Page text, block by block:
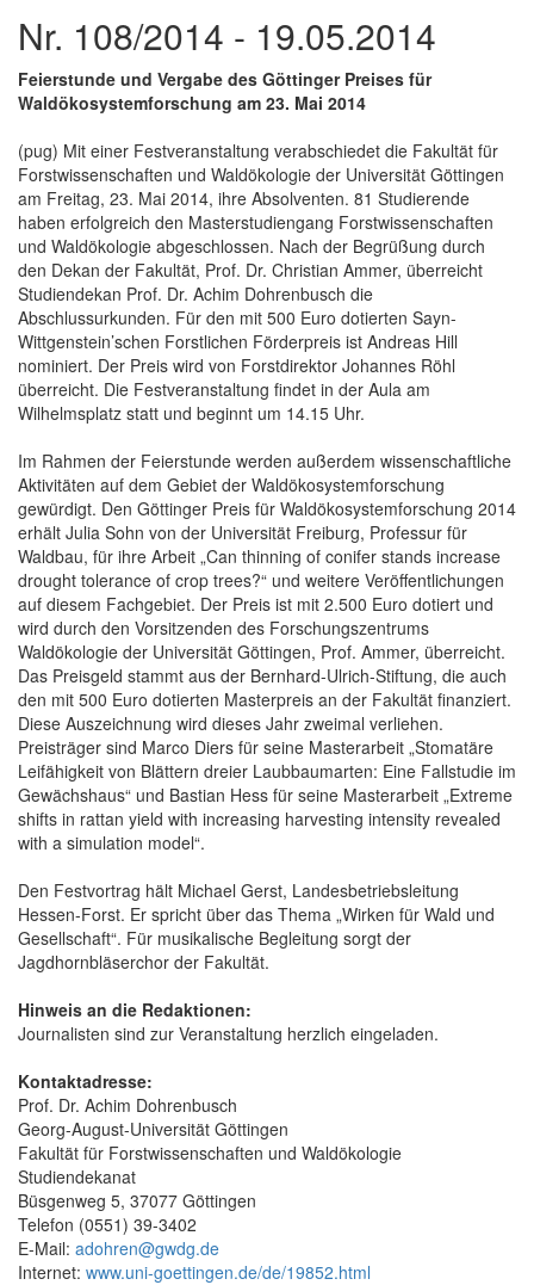
Nr. 108/2014 - 19.05.2014
Feierstunde und Vergabe des Göttinger Preises für
Waldökosystemforschung am 23. Mai 2014
(pug) Mit einer Festveranstaltung verabschiedet die Fakultät für
Forstwissenschaften und Waldökologie der Universität Göttingen
am Freitag, 23. Mai 2014, ihre Absolventen. 81 Studierende
haben erfolgreich den Masterstudiengang Forstwissenschaften
und Waldökologie abgeschlossen. Nach der Begrüßung durch
den Dekan der Fakultät, Prof. Dr. Christian Ammer, überreicht
Studiendekan Prof. Dr. Achim Dohrenbusch die
Abschlussurkunden. Für den mit 500 Euro dotierten Sayn-
Wittgenstein’schen Forstlichen Förderpreis ist Andreas Hill
nominiert. Der Preis wird von Forstdirektor Johannes Röhl
überreicht. Die Festveranstaltung findet in der Aula am
Wilhelmsplatz statt und beginnt um 14.15 Uhr.
Im Rahmen der Feierstunde werden außerdem wissenschaftliche
Aktivitäten auf dem Gebiet der Waldökosystemforschung
gewürdigt. Den Göttinger Preis für Waldökosystemforschung 2014
erhält Julia Sohn von der Universität Freiburg, Professur für
Waldbau, für ihre Arbeit „Can thinning of conifer stands increase
drought tolerance of crop trees?“ und weitere Veröffentlichungen
auf diesem Fachgebiet. Der Preis ist mit 2.500 Euro dotiert und
wird durch den Vorsitzenden des Forschungszentrums
Waldökologie der Universität Göttingen, Prof. Ammer, überreicht.
Das Preisgeld stammt aus der Bernhard-Ulrich-Stiftung, die auch
den mit 500 Euro dotierten Masterpreis an der Fakultät finanziert.
Diese Auszeichnung wird dieses Jahr zweimal verliehen.
Preisträger sind Marco Diers für seine Masterarbeit „Stomatäre
Leifähigkeit von Blättern dreier Laubbaumarten: Eine Fallstudie im
Gewächshaus“ und Bastian Hess für seine Masterarbeit „Extreme
shifts in rattan yield with increasing harvesting intensity revealed
with a simulation model“.
Den Festvortrag hält Michael Gerst, Landesbetriebsleitung
Hessen-Forst. Er spricht über das Thema „Wirken für Wald und
Gesellschaft“. Für musikalische Begleitung sorgt der
Jagdhornbläserchor der Fakultät.
Hinweis an die Redaktionen:
Journalisten sind zur Veranstaltung herzlich eingeladen.
Kontaktadresse:
Prof. Dr. Achim Dohrenbusch
Georg-August-Universität Göttingen
Fakultät für Forstwissenschaften und Waldökologie
Studiendekanat
Büsgenweg 5, 37077 Göttingen
Telefon (0551) 39-3402
E-Mail: adohren@gwdg.de
Internet: www.uni-goettingen.de/de/19852.html